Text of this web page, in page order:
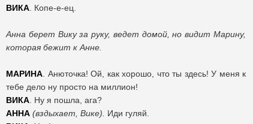
ВИКА . Копе-е-ец.
Анна берет Вику за руку, ведет домой, но видит Марину,
которая бежит к Анне.
МАРИНА . Анюточка! Ой, как хорошо, что ты здесь! У меня к
тебе дело ну просто на миллион!
ВИКА . Ну я пошла, ага?
АННА (вздыхает, Вике).
Иди гуляй.